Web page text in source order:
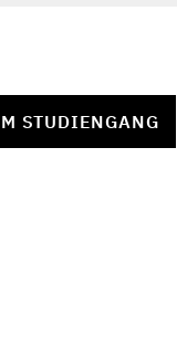
STUDIENGANG